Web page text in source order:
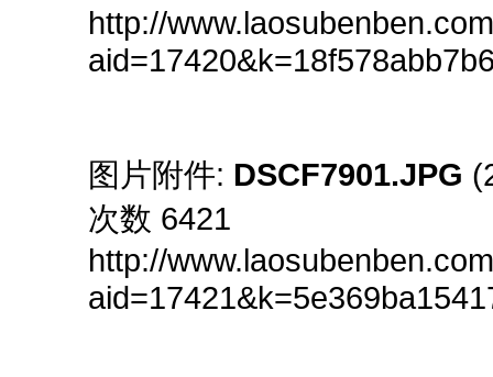
http://
图片附件: DSCF7901.JPG
次数 6421
http://